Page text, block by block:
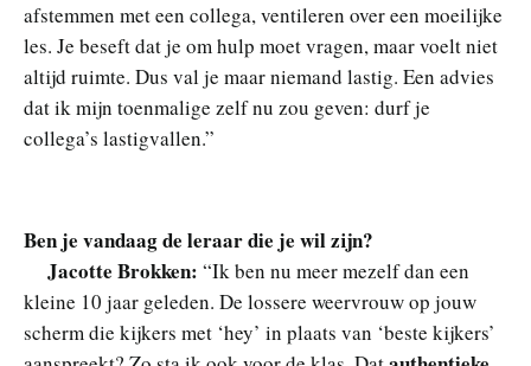
afstemmen met een collega, ventileren over een moeilijke
les. Je beseft dat je om hulp moet vragen, maar voelt niet
altijd ruimte. Dus val je maar niemand lastig. Een advies
dat ik mijn toenmalige zelf nu zou geven: durf je
collega’s lastigvallen.”
Ben je vandaag de leraar die je wil zijn?
Jacotte Brokken: “Ik ben nu meer mezelf dan een
kleine 10 jaar geleden. De lossere weervrouw op jouw
scherm die kijkers met ‘hey’ in plaats van ‘beste kijkers’